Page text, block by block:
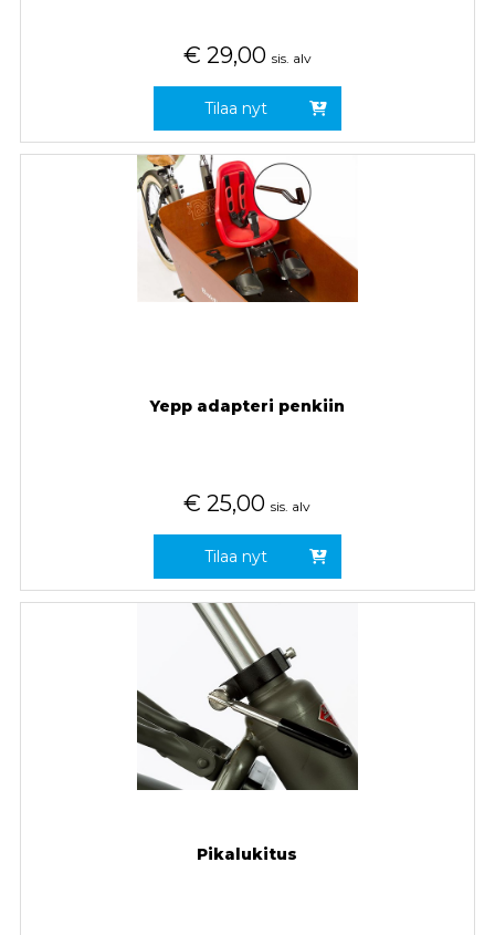
€ 29,00 sis. alv
Tilaa nyt
Yepp adapteri penkiin
€ 25,00 sis. alv
Tilaa nyt
Pikalukitus